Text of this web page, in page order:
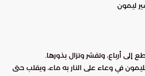
إلى أرباع، وتقشر وتزال بذورها.
في وعاء على النار به ماء، ويقلب حتى